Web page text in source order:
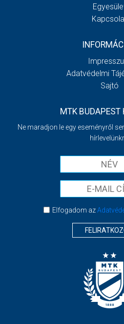
Adatvédelmi
Sajtó
MTK BUDAPEST
Ne maradjon le egy eseményről
Elfogadom az